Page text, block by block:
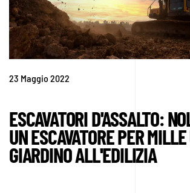
23 Maggio 2022
ESCAVATORI D'ASSALTO:
UN ESCAVATORE PER
GIARDINO ALL'EDILIZIA